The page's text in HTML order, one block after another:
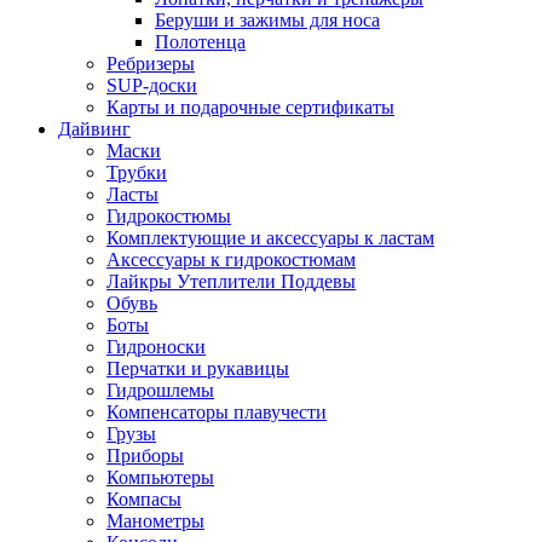
Беруши и зажимы для носа
Полотенца
Ребризеры
SUP-доски
Карты и подарочные сертификаты
Дайвинг
Маски
Трубки
Ласты
Гидрокостюмы
Комплектующие и аксессуары к ластам
Аксессуары к гидрокостюмам
Лайкры Утеплители Поддевы
Обувь
Боты
Гидроноски
Перчатки и рукавицы
Гидрошлемы
Компенсаторы плавучести
Грузы
Приборы
Компьютеры
Компасы
Манометры